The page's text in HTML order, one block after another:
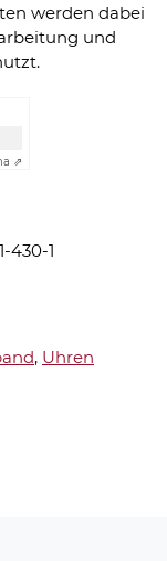
werden dabei
und
⇗
430-1
, Uhren